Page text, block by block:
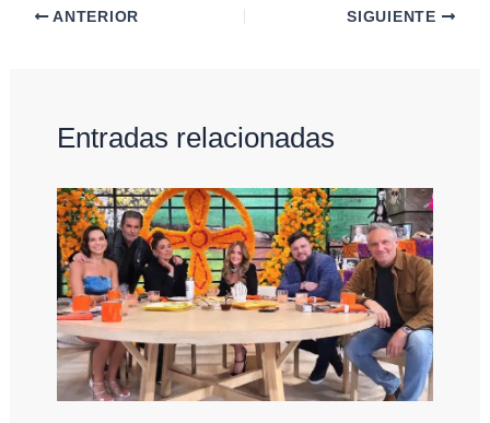
ANTERIOR SIGUIENTE
Entradas relacionadas